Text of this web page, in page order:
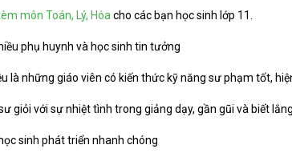
môn Toán, Lý, Hóa cho các bạn học sinh lớp 11.
phụ huynh và học sinh tin tưởng
là những giáo viên có kiến thức kỹ năng sư phạm tốt,
giỏi với sự nhiệt tình trong giảng dạy, gần gũi và biết
sinh phát triển nhanh chóng